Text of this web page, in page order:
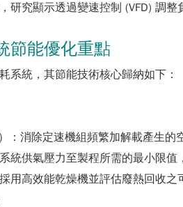
研究顯示透過變速控制 (VFD) 調
節能優化重點
系統，其節能技術核心歸納如下：
：消除定速機組頻繁加解載產生的
統供氣壓力至製程所需的最小限值
用高效能乾燥機並評估廢熱回收之